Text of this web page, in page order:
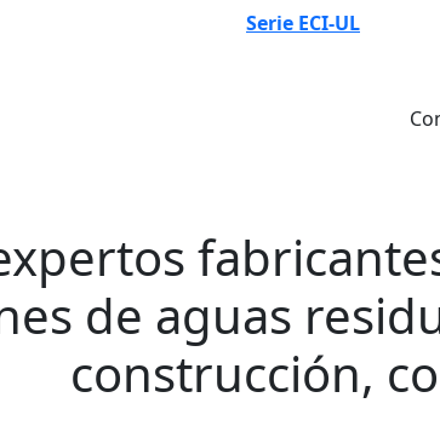
Serie ECI-UL
de aguas
construcción,